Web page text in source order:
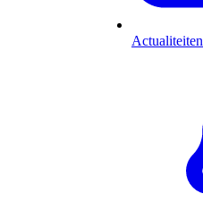
Actualiteiten